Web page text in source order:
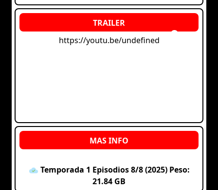
https://youtu.be/undefined
Temporada 1 Episodios 8/8 (2025) Peso:
21.84 GB